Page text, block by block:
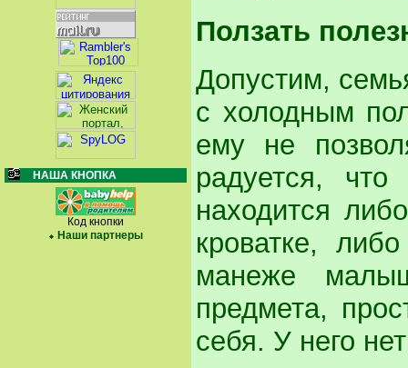
НАША КНОПКА
Код кнопки
Наши партнеры
Ползать
Допустим,
с холодным
ему не
радуется,
находится
кроватке,
манеже
предмета,
себя. У него